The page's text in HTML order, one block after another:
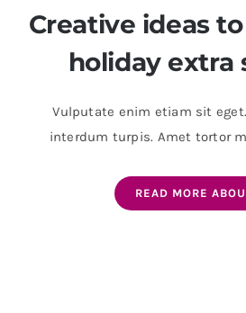
Creative ideas
holiday extra
Vulputate enim etiam sit
interdum turpis. Amet tortor
READ MORE